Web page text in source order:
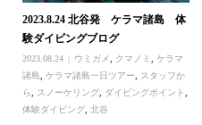
2023.8.24 北谷発 ケラマ諸島 体
験ダイビングブログ
2023.08.24 ウミガメ クマノミ
ケラマ
諸島
ケラマ諸島一日ツアー
スタッフか
ら
スノーケリング, ダイビングポイント
体験ダイビング, 北谷